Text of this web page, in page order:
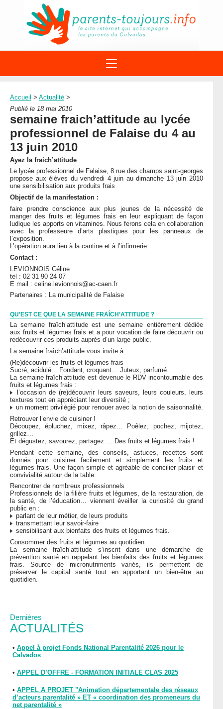
À PROPOS DU REAAP
1ÈRE VISITE
DISPOSITIFS PARENTALITÉ
SITES INTERNET
NUMÉROS VERTS
LETTRES D’INFO
MENTIONS LÉGALES
CONTACT
STRUCTURES
DOCUMENTS
FORMATIONS
Dernières
ACTUALITÉS
• Appel à projet Fonds National Parentalité 2026 pour le
Calvados
• APPEL D’OFFRE - FORMATION INITIALE CLAS 2025
• APPEL A PROJET "Animation départementale des réseaux
d’acteurs parentalité » ET « coordination des promeneurs du
net parentalité »
Accueil > Actualité >
Publié le 18 mai 2010
semaine fraich’attitude au lycée
professionnel de Falaise du 4 au
13 juin 2010
Ayez la fraich’attitude
Le lycée professionnel de Falaise, 8 rue des champs saint-georges
propose aux élèves du vendredi 4 juin au dimanche 13 juin 2010
une sensibilisation aux produits frais
Objectif de la manifestation :
faire prendre conscience aux plus jeunes de la nécessité de
manger des fruits et légumes frais en leur expliquant de façon
ludique les apports en vitamines. Nous ferons cela en collaboration
avec la professeure d’arts plastiques pour les panneaux de
l’exposition.
L’opération aura lieu à la cantine et à l’infirmerie.
Contact :
LEVIONNOIS Céline
tel : 02 31 90 24 07
E mail : celine.levionnois@ac-caen.fr
Partenaires : La municipalité de Falaise
QU’EST CE QUE LA SEMAINE FRAÎCH’ATTITUDE ?
La semaine fraîch’attitude est une semaine entièrement dédiée
aux fruits et légumes frais et a pour vocation de faire découvrir ou
redécouvrir ces produits auprès d’un large public.
La semaine fraîch’attitude vous invite à...
(Re)découvrir les fruits et légumes frais
Sucré, acidulé... Fondant, croquant… Juteux, parfumé…
La semaine fraîch’attitude est devenue le RDV incontournable des
fruits et légumes frais :
l’occasion de (re)découvrir leurs saveurs, leurs couleurs, leurs
textures tout en appréciant leur diversité ;
un moment privilégié pour renouer avec la notion de saisonnalité.
Retrouver l’envie de cuisiner !
Découpez, épluchez, mixez, râpez… Poêlez, pochez, mijotez,
grillez…
Et dégustez, savourez, partagez … Des fruits et légumes frais !
Pendant cette semaine, des conseils, astuces, recettes sont
donnés pour cuisiner facilement et simplement les fruits et
légumes frais. Une façon simple et agréable de concilier plaisir et
convivialité autour de la table.
Rencontrer de nombreux professionnels
Professionnels de la filière fruits et légumes, de la restauration, de
la santé, de l’éducation… viennent éveiller la curiosité du grand
public en :
parlant de leur métier, de leurs produits
transmettant leur savoir-faire
sensibilisant aux bienfaits des fruits et légumes frais.
Consommer des fruits et légumes au quotidien
La semaine fraîch’attitude s’inscrit dans une démarche de
prévention santé en rappelant les bienfaits des fruits et légumes
frais. Source de micronutriments variés, ils permettent de
préserver le capital santé tout en apportant un bien-être au
quotidien.